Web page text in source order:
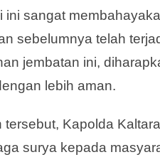
ini sangat
sebelumnya telah
jembatan ini,
lebih aman.
tersebut, Kapolda
surya kepada